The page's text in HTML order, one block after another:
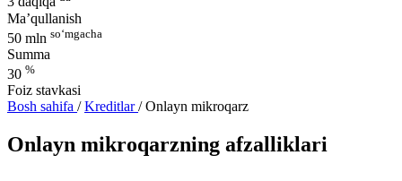
Ma’qullanish
50 mln so‘mgacha
Summa
30 %
Foiz stavkasi
Bosh sahifa / Kreditlar/Onlayn mikroqarz
Onlayn mikroqarzning afzalliklari